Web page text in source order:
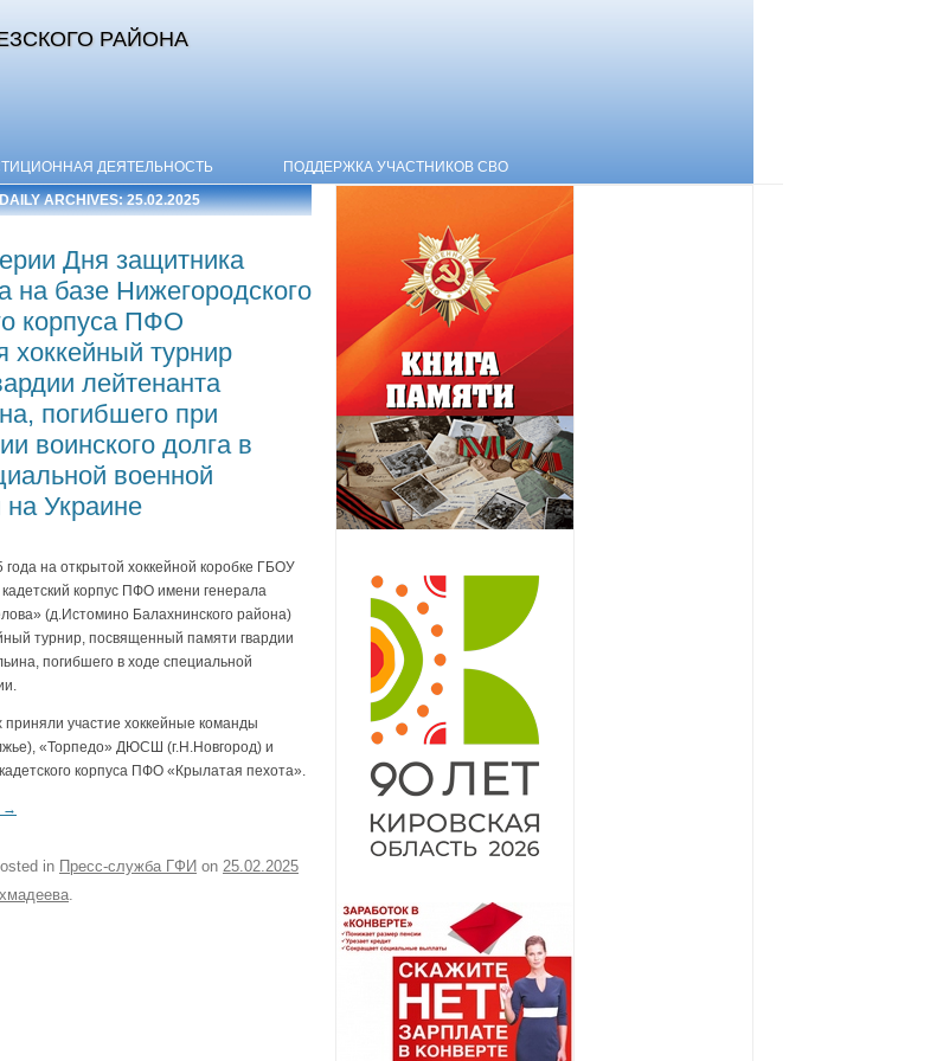
РАЙОНА
Skip to content
ДЕЯТЕЛЬНОСТЬ ПОДДЕРЖКА УЧАСТНИКОВ СВО
ARCHIVES:25.02.2025
Дня защитника
на базе Нижегородского
корпуса ПФО
хоккейный турнир
лейтенанта
погибшего при
воинского долга в
военной
Украине
на открытой хоккейной коробке ГБОУ
корпус ПФО имени генерала
(д.Истомино Балахнинского района)
турнир, посвященный памяти гвардии
погибшего в ходе специальной
приняли участие хоккейные команды
«Торпедо» ДЮСШ (г.Н.Новгород) и
корпуса ПФО «Крылатая пехота».
→
in Пресс-служба ГФИ on 25.02.2025